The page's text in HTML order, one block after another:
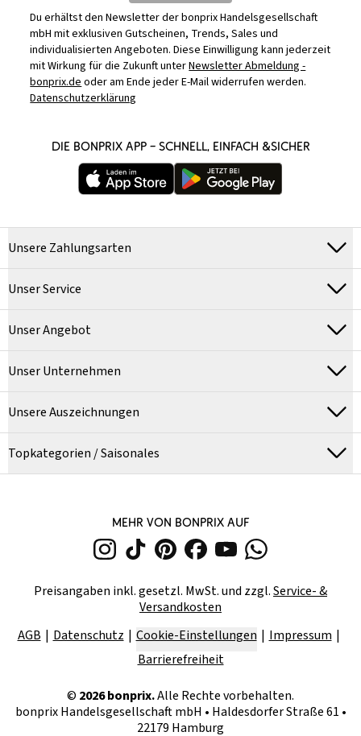
Du erhältst den Newsletter der bonprix Handelsgesellschaft
mbH mit exklusiven Gutscheinen, Trends, Sales und
individualisierten Angeboten. Diese Einwilligung kann jederzeit
mit Wirkung für die Zukunft unterNewsletter Abmeldung -
bonprix.deoder am Ende jeder E-Mail widerrufen werden.
Datenschutzerklärung
DIE BONPRIX APP – SCHNELL, EINFACH &SICHER
Unsere Zahlungsarten
Unser Service
Unser Angebot
Unser Unternehmen
Unsere Auszeichnungen
Topkategorien / Saisonales
MEHR VON BONPRIX AUF
Preisangaben inkl. gesetzl. MwSt. und zzgl.Service- &
Versandkosten
AGB
Datenschutz Cookie-Einstellungen
Impressum
Barrierefreiheit
© 2026bonprix.Alle Rechte vorbehalten.
bonprix Handelsgesellschaft mbH • Haldesdorfer Straße 61 •
22179 Hamburg